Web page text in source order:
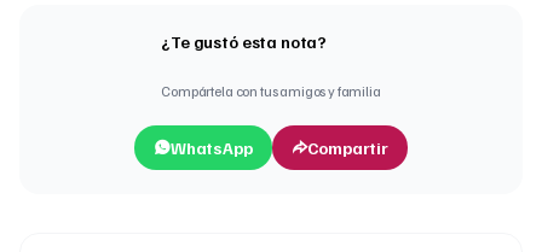
¿Te gustó esta nota?
Compártela con tus amigos y familia
WhatsApp Compartir